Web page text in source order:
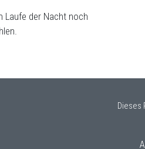
Laufe der Nacht noch
Dieses